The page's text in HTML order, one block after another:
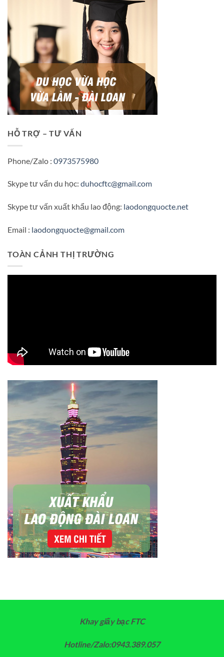
HỖ TRỢ – TƯ VẤN
Phone/Zalo : 0973575980
Skype tư vấn du học: duhocftc@gmail.com
Skype tư vấn xuất khẩu lao động: laodongquocte.net
Email : laodongquocte@gmail.com
TOÀN CẢNH THỊ TRƯỜNG
Khay giấy bạc FTC
Hotline/Zalo:0943.389.057